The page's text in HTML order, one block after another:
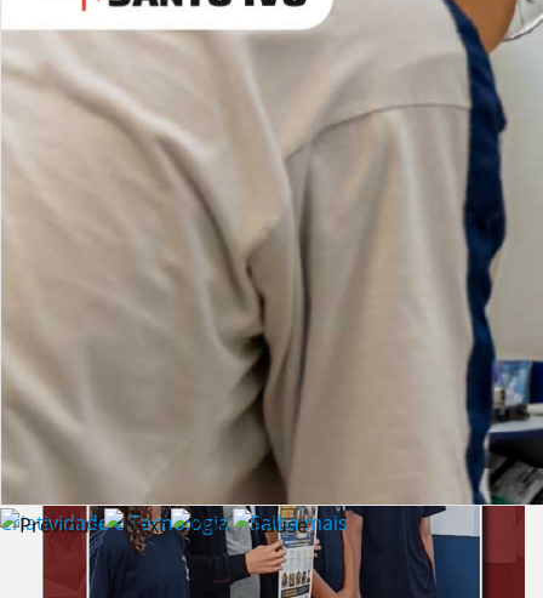
Criatividade e Tecnologia | Saiba mais